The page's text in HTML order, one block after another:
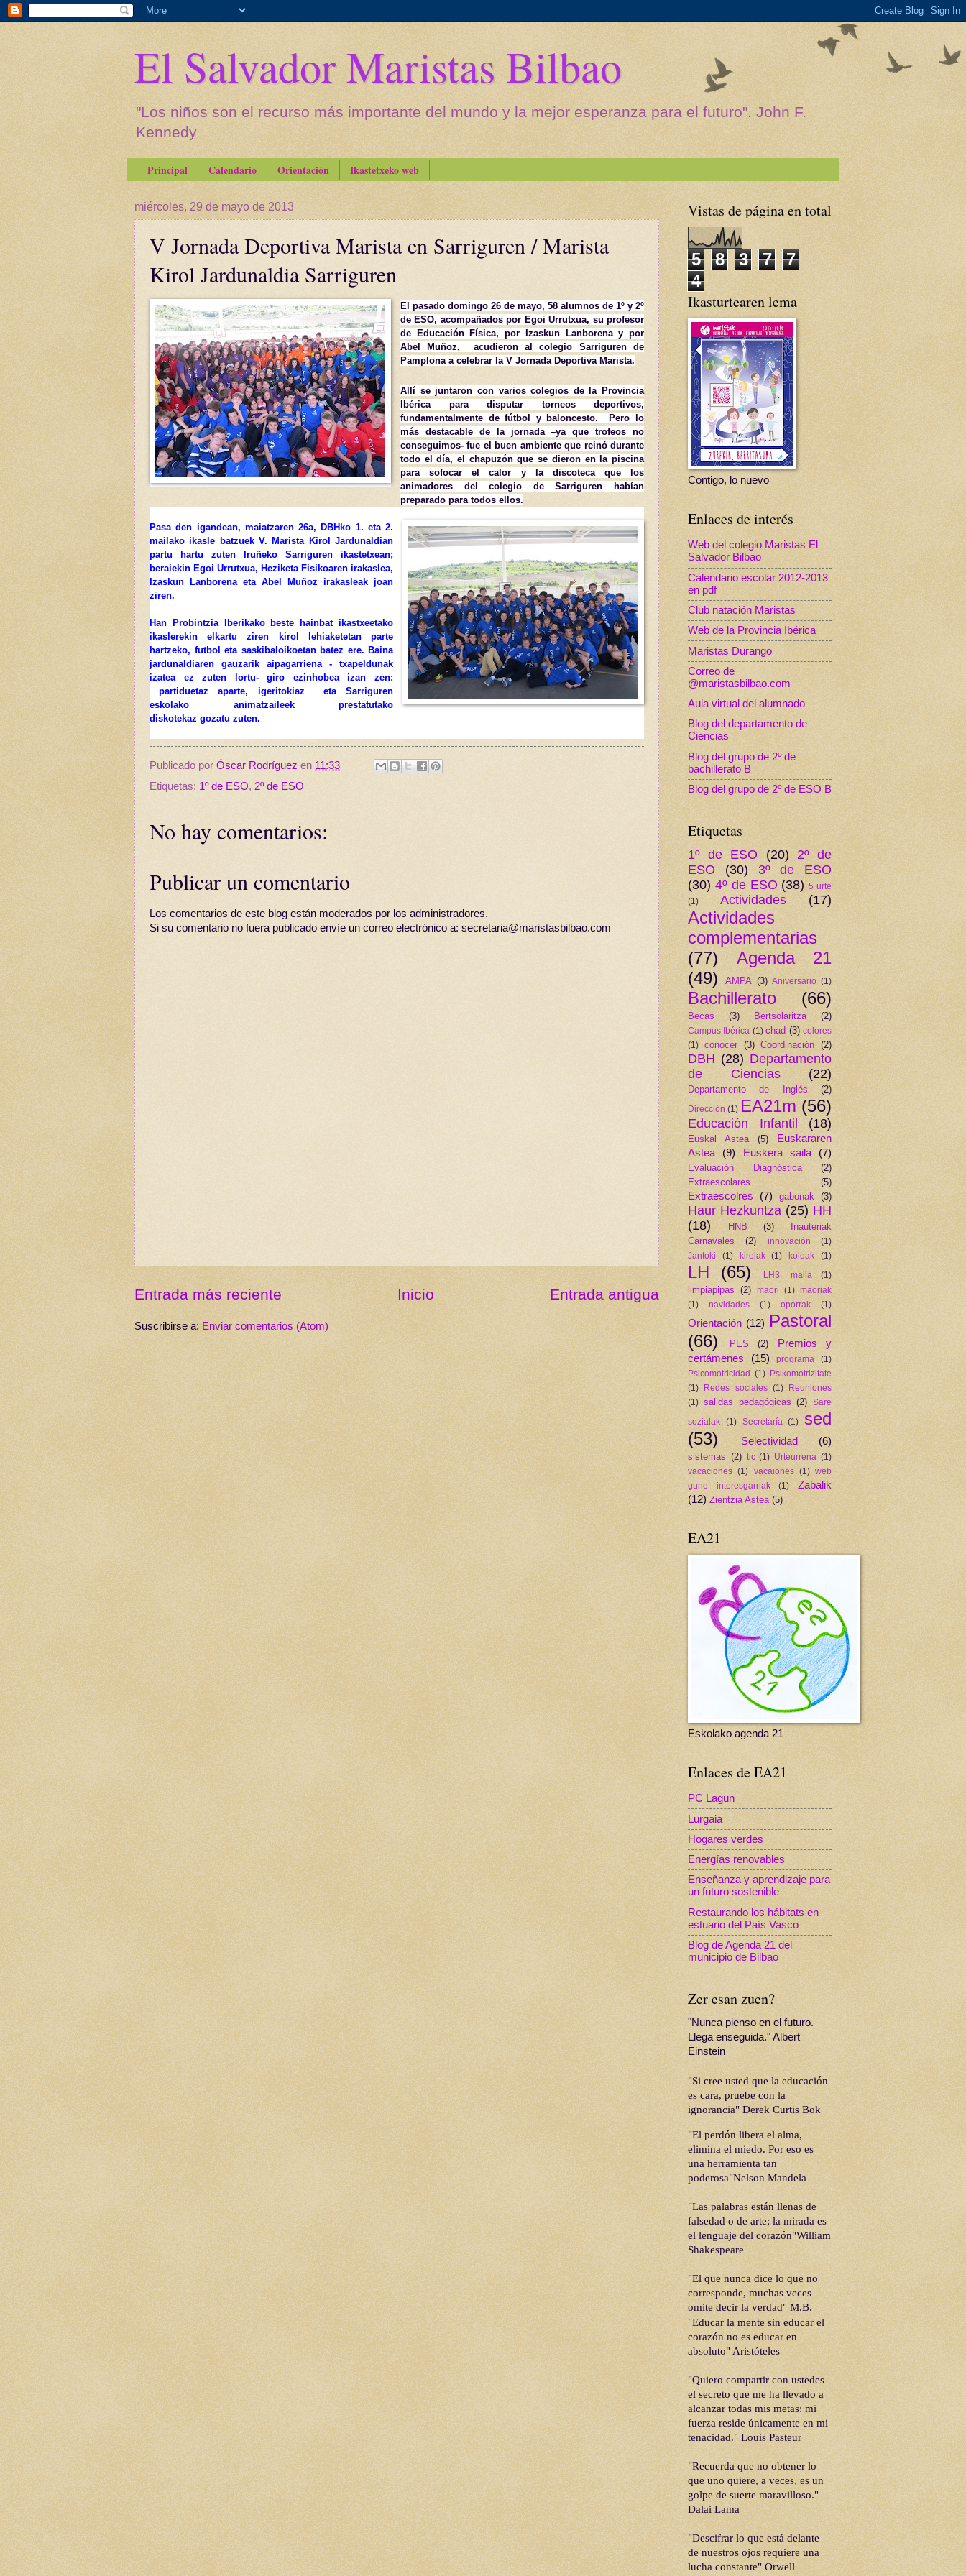
El Salvador Maristas Bilbao
"Los niños son el recurso más importante del mundo y la mejor esperanza para el futuro". John F.
Kennedy
Principal Calendario Orientación Ikastetxeko web
miércoles, 29 de mayo de 2013
V Jornada Deportiva Marista en Sarriguren / Marista
Kirol Jardunaldia Sarriguren
El pasado domingo 26 de mayo, 58 alumnos de 1º y 2º
de ESO, acompañados por Egoi Urrutxua, su profesor
de Educación Física, por Izaskun Lanborena y por
Abel Muñoz, acudieron al colegio Sarriguren de
Pamplona a celebrar la V Jornada Deportiva Marista.
Allí se juntaron con varios colegios de la Provincia
Ibérica para disputar torneos deportivos,
fundamentalmente de fútbol y baloncesto. Pero lo
más destacable de la jornada –ya que trofeos no
conseguimos- fue el buen ambiente que reinó durante
todo el día, el chapuzón que se dieron en la piscina
para sofocar el calor y la discoteca que los
animadores del colegio de Sarriguren habían
preparado para todos ellos.
Pasa den igandean, maiatzaren 26a, DBHko 1. eta 2.
mailako ikasle batzuek V. Marista Kirol Jardunaldian
partu hartu zuten Iruñeko Sarriguren ikastetxean;
beraiekin Egoi Urrutxua, Heziketa Fisikoaren irakaslea,
Izaskun Lanborena eta Abel Muñoz irakasleak joan
ziren.
Han Probintzia Iberikako beste hainbat ikastxeetako
ikaslerekin elkartu ziren kirol lehiaketetan parte
hartzeko, futbol eta saskibaloikoetan batez ere. Baina
jardunaldiaren gauzarik aipagarriena - txapeldunak
izatea ez zuten lortu- giro ezinhobea izan zen:
partiduetaz aparte, igeritokiaz eta Sarriguren
eskolako animatzaileek prestatutako
diskotekaz gozatu zuten.
Publicado por Óscar Rodríguez en 11:33
Etiquetas: 1º de ESO, 2º de ESO
No hay comentarios:
Publicar un comentario
Los comentarios de este blog están moderados por los administradores.
Si su comentario no fuera publicado envíe un correo electrónico a: secretaria@maristasbilbao.com
Entrada más reciente Entrada antigua
Inicio
Suscribirse a: Enviar comentarios (Atom)
Vistas de página en total
5 8 3 7
7
4
Ikasturtearen lema
Contigo, lo nuevo
Enlaces de interés
Web del colegio Maristas El
Salvador Bilbao
Calendario escolar 2012-2013
en pdf
Club natación Maristas
Web de la Provincia Ibérica
Maristas Durango
Correo de
@maristasbilbao.com
Aula virtual del alumnado
Blog del departamento de
Ciencias
Blog del grupo de 2º de
bachillerato B
Blog del grupo de 2º de ESO B
Etiquetas
1º de ESO (20) 2º de
ESO
(30)
3º de ESO
(30) 4º de ESO (38) 5 urte
(1)
Actividades (17)
Actividades
complementarias
(77)
Agenda 21
(49)
AMPA (3) Aniversario (1)
Bachillerato (66)
Becas (3) Bertsolaritza (2)
Campus Ibérica (1) chad (3) colores
(1)
conocer (3) Coordinación (2)
DBH (28) Departamento
de Ciencias
(22)
Departamento de Inglés (2)
Dirección (1) EA21m (56)
Educación Infantil (18)
Euskal Astea (5)
Euskararen
Astea
(9) Euskera saila (7)
Evaluación Diagnóstica
(2)
Extraescolares
(5)
Extraescolres (7) gabonak (3)
Haur Hezkuntza (25) HH
(18)
HNB (3)
Inauteriak
Carnavales
(2) innovación
(1)
Jantoki
(1) kirolak (1) koleak (1)
LH (65) LH3. maila (1)
limpiapipas (2) maori (1) maoriak
(1)
navidades (1) oporrak (1)
Orientación (12)
Pastoral
(66)
PES (2)
Premios y
certámenes
(15) programa
(1)
Psicomotricidad
(1)
Psikomotrizitate
(1)
Redes sociales (1)
Reuniones
(1) salidas pedagógicas (2) Sare
sozialak (1) Secretaría (1)
sed
(53)
Selectividad (6)
sistemas (2) tic (1) Urteurrena (1)
vacaciones (1) vacaiones (1) web
gune interesgarriak
(1)
Zabalik
(12) Zientzia Astea (5)
EA21
Eskolako agenda 21
Enlaces de EA21
PC Lagun
Lurgaia
Hogares verdes
Energías renovables
Enseñanza y aprendizaje para
un futuro sostenible
Restaurando los hábitats en
estuario del País Vasco
Blog de Agenda 21 del
municipio de Bilbao
Zer esan zuen?
"Nunca pienso en el futuro.
Llega enseguida." Albert
Einstein
"Si cree usted que la educación
es cara, pruebe con la
ignorancia" Derek Curtis Bok
"El perdón libera el alma,
elimina el miedo. Por eso es
una herramienta tan
poderosa"Nelson Mandela
"Las palabras están llenas de
falsedad o de arte; la mirada es
el lenguaje del corazón"William
Shakespeare
"El que nunca dice lo que no
corresponde, muchas veces
omite decir la verdad" M.B.
"Educar la mente sin educar el
corazón no es educar en
absoluto" Aristóteles
"Quiero compartir con ustedes
el secreto que me ha llevado a
alcanzar todas mis metas: mi
fuerza reside únicamente en mi
tenacidad." Louis Pasteur
"Recuerda que no obtener lo
que uno quiere, a veces, es un
golpe de suerte maravilloso."
Dalai Lama
"Descifrar lo que está delante
de nuestros ojos requiere una
lucha constante" Orwell